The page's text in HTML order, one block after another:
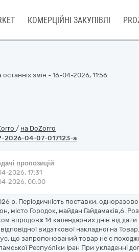
КОМЕРЦІЙНІ ЗАКУПІВЛІ
змін - 16-04-2026, 11:56
/ на DoZorro
2026-04-07-017123-a
пропозицій
2026, 17:31
2026, 00:00
р. Періодичність поставки:
місто Городок, майдан Гайдамаків,6.
впродовж 14 календарних днів від дати
видаткової накладної на
що запропонований товар не є
Республіки Іран При укладенні